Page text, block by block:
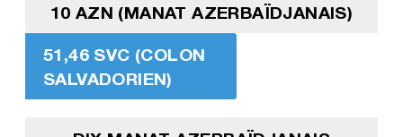
10 AZN (MANAT AZERBAÏDJANAIS)
51,46 SVC (COLON
SALVADORIEN)